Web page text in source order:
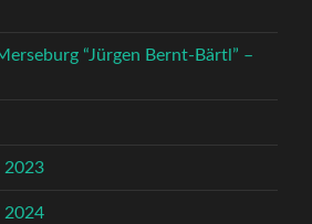
“Jürgen Bernt-Bärtl” –
2023
2024